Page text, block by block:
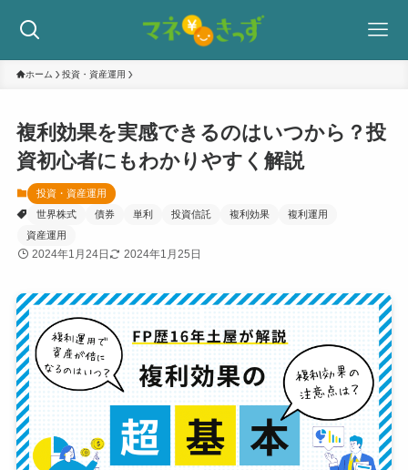
ホーム 投資・資産運用
複利効果を実感できるのはいつから？投
資初心者にもわかりやすく解説
投資・資産運用
世界株式
債券 単利 投資信託 複利効果
複利運用
資産運用
2024年1月24日 2024年1月25日